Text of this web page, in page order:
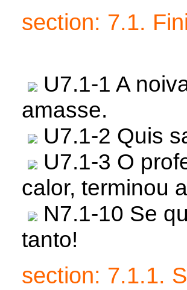
section: 7.1.
U7.1-1 A
amasse.
U7.1-2 Quis
U7.1-3 O
calor, terminou
N7.1-10 Se
tanto!
section: 7.1.1.